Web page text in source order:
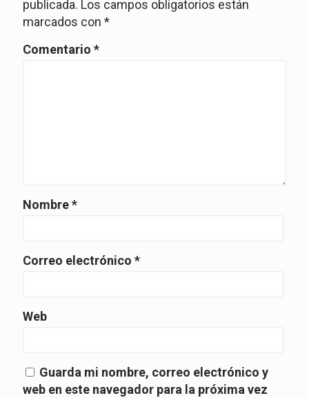
publicada. Los campos obligatorios están
marcados con *
Comentario *
Nombre*
Correo electrónico *
Web
Guarda mi nombre, correo electrónico y
web en este navegador para la próxima vez